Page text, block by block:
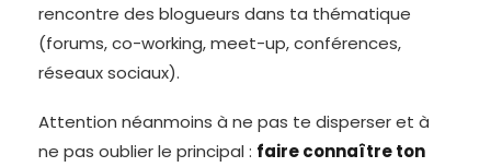
rencontre des blogueurs dans ta thématique
(forums, co-working, meet-up, conférences,
réseaux sociaux).
Attention néanmoins à ne pas te disperser et à
ne pas oublier le principal : faire connaître ton